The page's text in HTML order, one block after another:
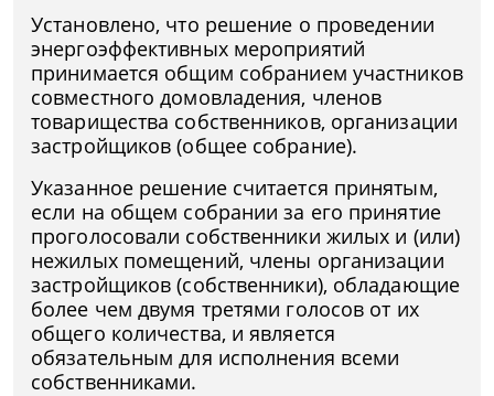
Установлено, что решение о проведении
энергоэффективных мероприятий
принимается общим собранием участников
совместного домовладения, членов
товарищества собственников, организации
застройщиков (общее собрание).
Указанное решение считается принятым,
если на общем собрании за его принятие
проголосовали собственники жилых и (или)
нежилых помещений, члены организации
застройщиков (собственники), обладающие
более чем двумя третями голосов от их
общего количества, и является
обязательным для исполнения всеми
собственниками.